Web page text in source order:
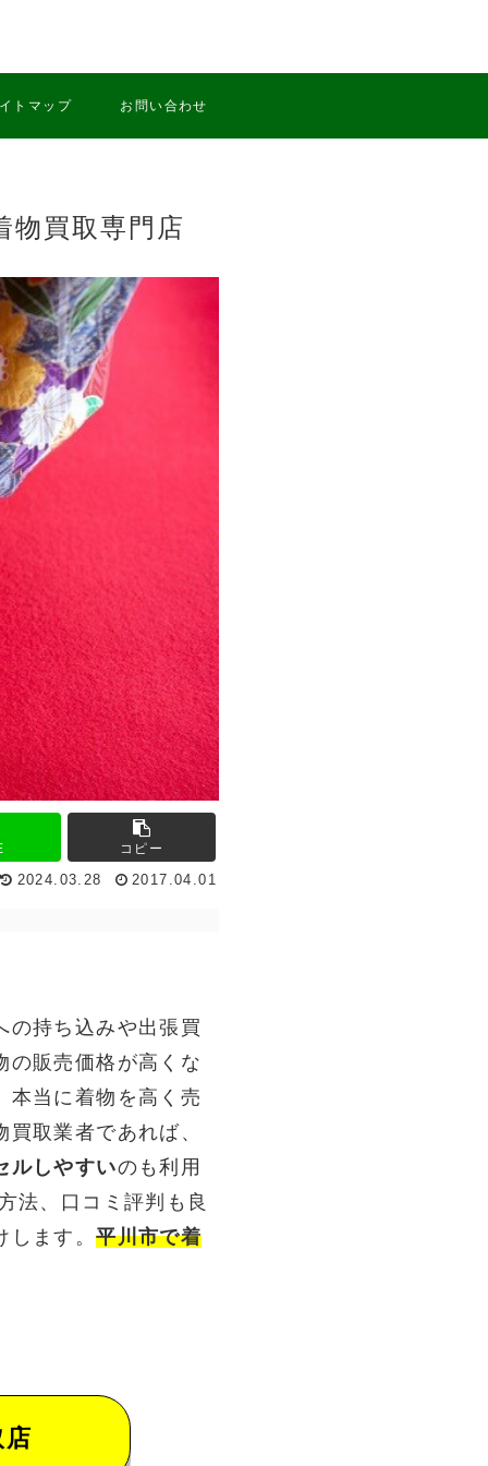
トマップ お問い合わせ
物買取専門店
コピー
2024.03.28 2017.04.01
の持ち込みや出張買
の販売価格が高くな
本当に着物を高く売
取業者であれば、
ルしやすいのも利用
法、口コミ評判も良
します。平川市で着